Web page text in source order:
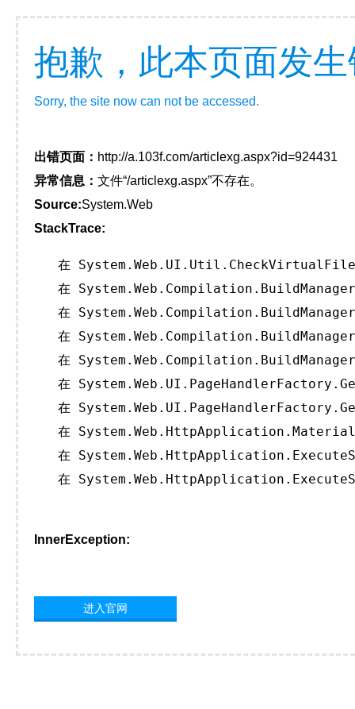
抱歉，此本页面发
Sorry, the site now can not be accessed.
出错页面： http://a.103f.com/articlexg.aspx?id=924431
异常信息： 文件“/articlexg.aspx”不存在。
Source:System.Web
StackTrace:
在
在
在
在
在
在
在
在
在
在
InnerException:
进入官网